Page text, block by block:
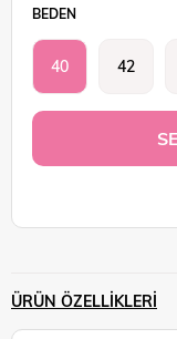
BEDEN
40 42
ÜRÜN ÖZELLIKLERI